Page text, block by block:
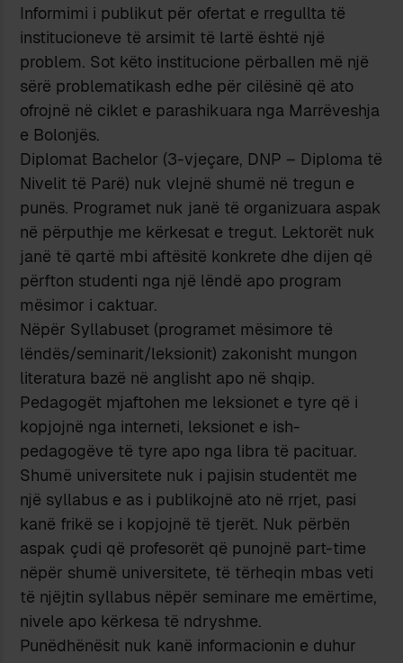
Informimi i publikut për ofertat e rregullta të
institucioneve të arsimit të lartë është një
problem. Sot këto institucione përballen më një
sërë problematikash edhe për cilësinë që ato
ofrojnë në ciklet e parashikuara nga Marrëveshja
e Bolonjës.
Diplomat Bachelor (3-vjeçare, DNP – Diploma të
Nivelit të Parë) nuk vlejnë shumë në tregun e
punës. Programet nuk janë të organizuara aspak
në përputhje me kërkesat e tregut. Lektorët nuk
janë të qartë mbi aftësitë konkrete dhe dijen që
përfton studenti nga një lëndë apo program
mësimor i caktuar.
Nëpër Syllabuset (programet mësimore të
lëndës/seminarit/leksionit) zakonisht mungon
literatura bazë në anglisht apo në shqip.
Pedagogët mjaftohen me leksionet e tyre që i
kopjojnë nga interneti, leksionet e ish-
pedagogëve të tyre apo nga libra të pacituar.
Shumë universitete nuk i pajisin studentët me
një syllabus e as i publikojnë ato në rrjet, pasi
kanë frikë se i kopjojnë të tjerët. Nuk përbën
aspak çudi që profesorët që punojnë part-time
nëpër shumë universitete, të tërheqin mbas veti
të njëjtin syllabus nëpër seminare me emërtime,
nivele apo kërkesa të ndryshme.
Punëdhënësit nuk kanë informacionin e duhur